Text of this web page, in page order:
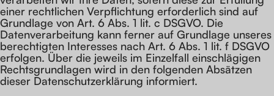
einer rechtlichen Verpflichtung erforderlich sind auf
Grundlage von Art. 6 Abs. 1 lit. c DSGVO. Die
Datenverarbeitung kann ferner auf Grundlage unseres
berechtigten Interesses nach Art. 6 Abs. 1 lit. f DSGVO
erfolgen. Über die jeweils im Einzelfall einschlägigen
Rechtsgrundlagen wird in den folgenden Absätzen
dieser Datenschutzerklärung informiert.